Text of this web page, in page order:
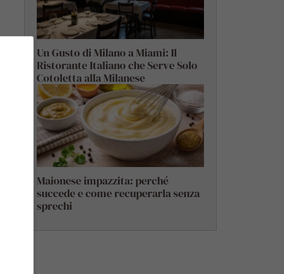
Un Gusto di Milano a Miami: Il
Ristorante Italiano che Serve Solo
Cotoletta alla Milanese
Maionese impazzita: perché
succede e come recuperarla senza
sprechi